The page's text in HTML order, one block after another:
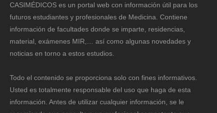
CASIMÉDICOS es un portal web con información útil para los
futuros estudiantes y profesionales de Medicina. Contiene
información de facultades donde se imparte, residencias,
material, exámenes MIR,… así como algunas novedades y
noticias en torno a estos estudios.
Todo el contenido se proporciona solo con fines informativos.
Usted es totalmente responsable del uso que haga de esta
información. Antes de utilizar cualquier información, se le